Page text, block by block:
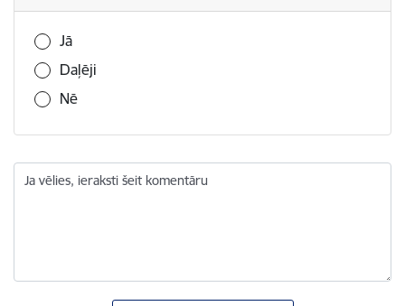
Vai šī informācija bija noderīga?
Jā
Daļēji
Nē
Ja vēlies, ieraksti šeit komentāru